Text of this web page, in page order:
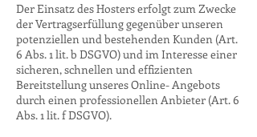
Der Einsatz des Hosters erfolgt zum Zwecke
der Vertragserfüllung gegenüber unseren
potenziellen und bestehenden Kunden (Art.
6 Abs. 1 lit. b DSGVO) und im Interesse einer
sicheren, schnellen und effizienten
Bereitstellung unseres Online- Angebots
durch einen professionellen Anbieter (Art. 6
Abs. 1 lit. f DSGVO).